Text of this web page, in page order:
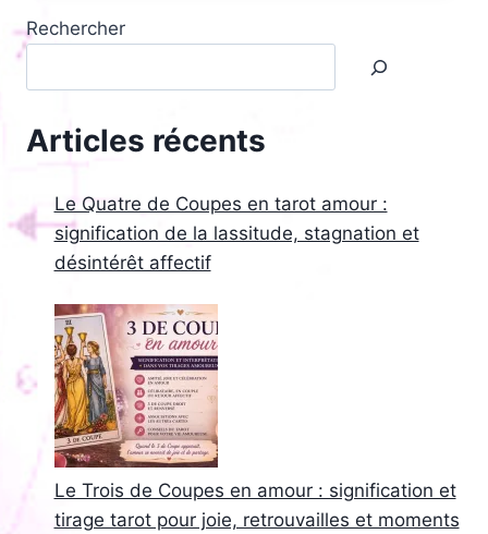
FIN
DÉFINITIVE
RENAISSANCE
ÉMOTIONNELLE
ET
SIGNIFICATION
?
Rechercher
Articles récents
Le Quatre de Coupes en tarot amour :
signification de la lassitude, stagnation et
désintérêt affectif
Le Trois de Coupes en amour : signification et
tirage tarot pour joie, retrouvailles et moments